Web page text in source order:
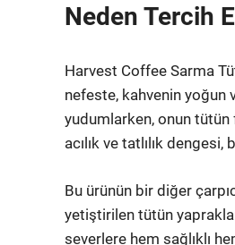
Neden Tercih
Harvest Coffee Sarma
nefeste, kahvenin yoğun
yudumlarken, onun tütün
acılık ve tatlılık
Bu ürünün bir diğer
yetiştirilen tütün
severlere hem sağlıklı